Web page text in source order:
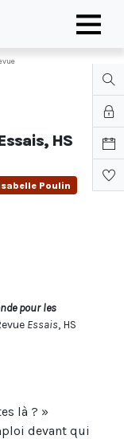
HS
Poulin
pour les
Essais, HS
là ? »
devant qui